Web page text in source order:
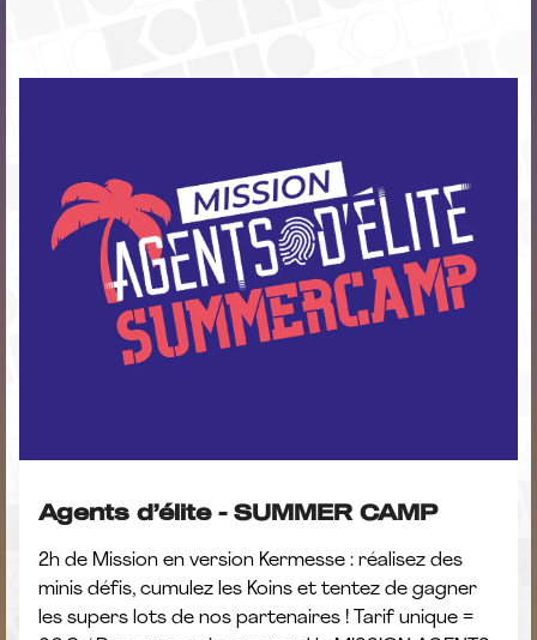
Agents d’élite - SUMMER CAMP
2h de Mission en version Kermesse : réalisez des
minis défis, cumulez les Koins et tentez de gagner
les supers lots de nos partenaires ! Tarif unique =